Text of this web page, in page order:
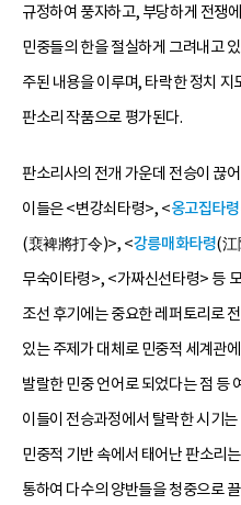
규정하여 풍자하고, 부당하게 전쟁
민중들의 한을 절실하게 그려내고
주된 내용을 이루며, 타락한 정치
판소리 작품으로 평가된다.
판소리사의 전개 가운데 전승이 끊
이들은 <변강쇠타령>, <옹고집타령
(裵裨將打令)>, <강릉매화타령(江
무숙이타령>, <가짜신선타령> 등
조선 후기에는 중요한 레퍼토리로
있는 주제가 대체로 민중적 세계관
발랄한 민중 언어로 되었다는 점 등
이들이 전승과정에서 탈락한 시기
민중적 기반 속에서 태어난 판소리
통하여 다수의 양반들을 청중으로